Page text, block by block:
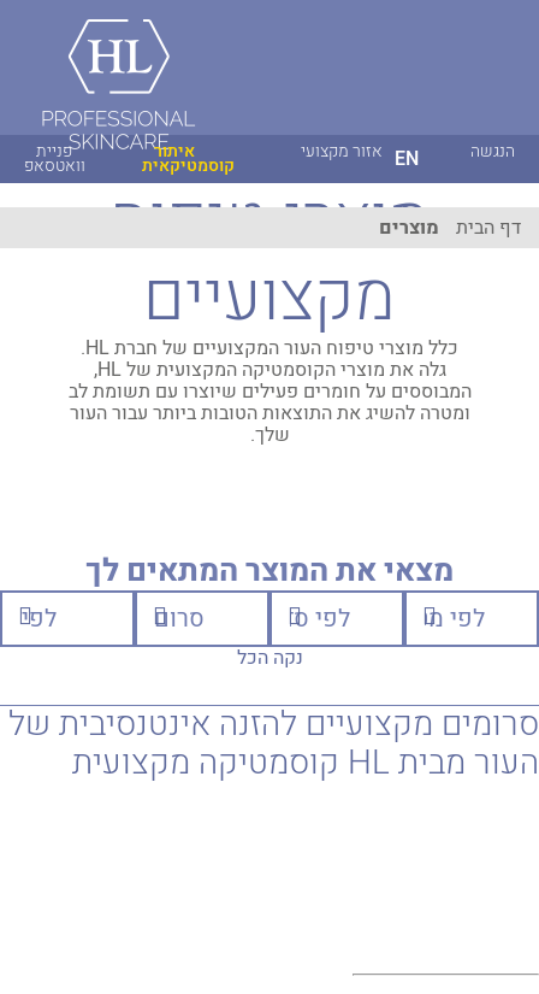
פניית
וואטסאפ
איתור
קוסמטיקאית
אזור מקצועי EN הנגשה
מוצרי טיפוח
מקצועיים
כלל מוצרי טיפוח העור המקצועיים של חברת HL.
גלה את מוצרי הקוסמטיקה המקצועית של HL,
המבוססים על חומרים פעילים שיוצרו עם תשומת לב
ומטרה להשיג את התוצאות הטובות ביותר עבור העור
שלך.
דף הבית מוצרים
מצאי את המוצר המתאים לך
נקה הכל
סרומים מקצועיים להזנה אינטנסיבית של
העור מבית HL קוסמטיקה מקצועית